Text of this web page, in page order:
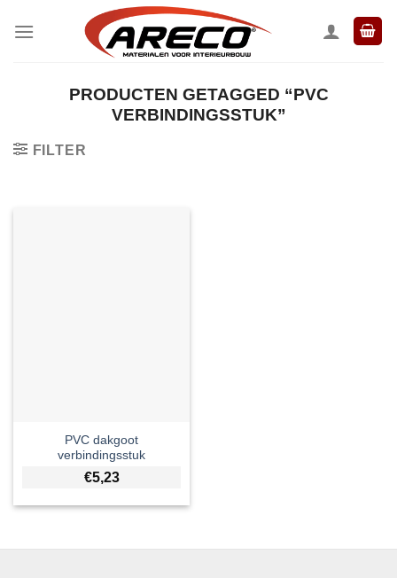
naar
PRODUCTEN GETAGGED “PVC
VERBINDINGSSTUK”
FILTER
PVC dakgoot
verbindingsstuk
€5,23